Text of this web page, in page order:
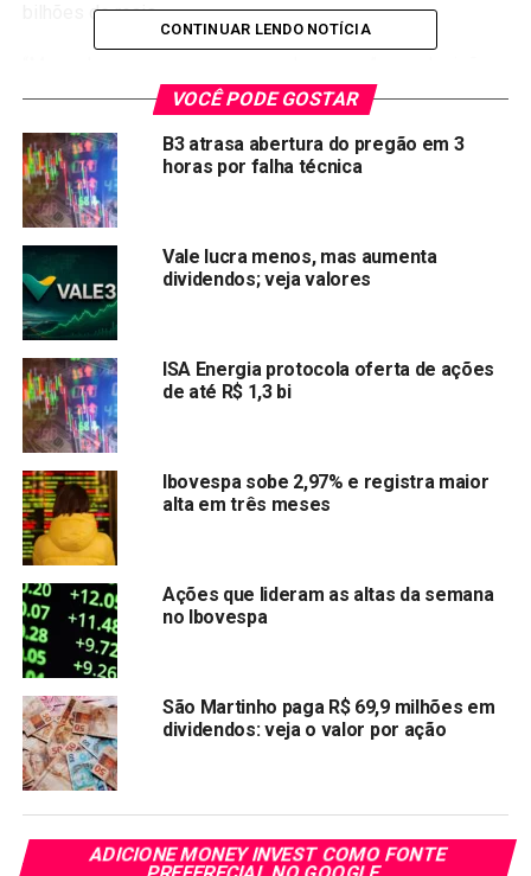
bilhões de reais.
de política monetária, disse Bruna Marcelino, estrategista-
chefe da Necton Investimentos. “A alta tanto lá nos EUA
(em 0,5 ponto percentual) quanto no Brasil (em 1 ponto) já
é dada pelo mercado. O que os investidores estão
aguardando são os comunicados sobre o que vem pela
frente”, completa ela.
As decisões serão divulgadas na quarta-feira ao fim das
respectivas reuniões de dois dias.
Os principais índices de ações em Wall Street operavam
entre estabilidade a ganhos de 0,4%. Alguns balanços
trimestrais de empresas abaixo do esperado, como da
farmacêutica Pfizer, pesavam no humor dos investidores.
Os rendimentos dos títulos do Tesouro norte-americanos
seguiam em foco.
Na cena local, o mercado digere produção industrial
marginalmente acima do esperado em março. A semana
também é carregada de resultados corporativos no Brasil.
Destaques
LOCALIZA ON (RENT3) subia 4%, após a
companhia de locação de veículos e gestão de
frotas divulgar aumento de 7,3% no lucro líquido no
primeiro trimestre em relação a um ano antes. O
resultado operacional medido pelo Ebtida
CONTINUAR LENDO NOTÍCIA
VOCÊ PODE GOSTAR
B3 atrasa abertura do pregão em 3
horas por falha técnica
Vale lucra menos, mas aumenta
dividendos; veja valores
ISA Energia protocola oferta de ações
de até R$ 1,3 bi
Ibovespa sobe 2,97% e registra maior
alta em três meses
Ações que lideram as altas da semana
no Ibovespa
São Martinho paga R$ 69,9 milhões em
dividendos: veja o valor por ação
ADICIONE MONEY INVEST COMO FONTE